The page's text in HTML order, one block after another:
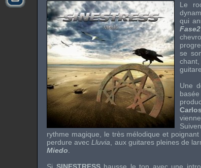
Le
qui
Fase2
se
Une
rythme magique, le très mélodique et poignant
perdure avecLluvia , aux guitares pleines de
Miedo